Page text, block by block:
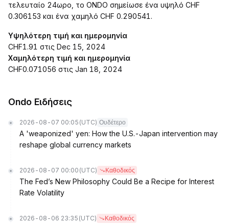
τελευταίο 24ωρο, το ONDO σημείωσε ένα υψηλό CHF
0.306153 και ένα χαμηλό CHF 0.290541.
Υψηλότερη τιμή και ημερομηνία
CHF1.91 στις Dec 15, 2024
Χαμηλότερη τιμή και ημερομηνία
CHF0.071056 στις Jan 18, 2024
Ondo Ειδήσεις
2026-08-07 00:05 (UTC) Ουδέτερο
A 'weaponized' yen: How the U.S.-Japan intervention may
reshape global currency markets
2026-08-07 00:00 (UTC) Καθοδικός
The Fed’s New Philosophy Could Be a Recipe for Interest
Rate Volatility
2026-08-06 23:35 (UTC) Καθοδικός